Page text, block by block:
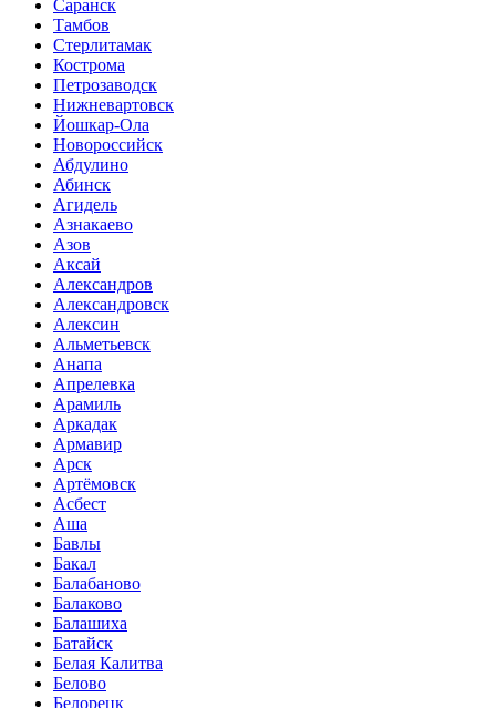
Саранск
Тамбов
Стерлитамак
Кострома
Петрозаводск
Нижневартовск
Йошкар-Ола
Новороссийск
Абдулино
Абинск
Агидель
Азнакаево
Азов
Аксай
Александров
Александровск
Алексин
Альметьевск
Анапа
Апрелевка
Арамиль
Аркадак
Армавир
Арск
Артёмовск
Асбест
Аша
Бавлы
Бакал
Балабаново
Балаково
Балашиха
Батайск
Белая Калитва
Белово
Белорецк